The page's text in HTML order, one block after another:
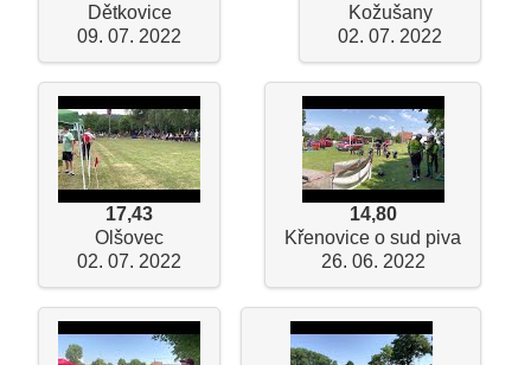
Dětkovice
09. 07. 2022
Kožušany
02. 07. 2022
17,43
Olšovec
02. 07. 2022
14,80
Křenovice o sud piva
26. 06. 2022